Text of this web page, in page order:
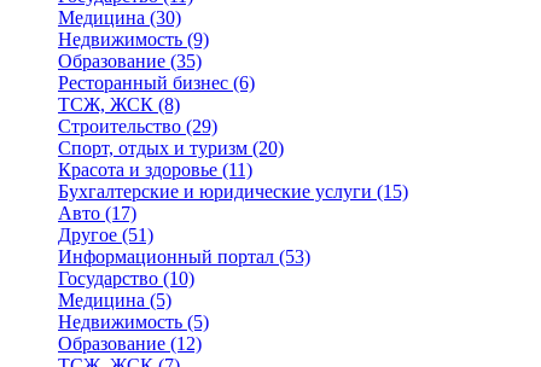
Медицина (30)
Недвижимость (9)
Образование (35)
Ресторанный бизнес (6)
ТСЖ, ЖСК (8)
Строительство (29)
Спорт, отдых и туризм (20)
Красота и здоровье (11)
Бухгалтерские и юридические услуги (15)
Авто (17)
Другое (51)
Информационный портал (53)
Государство (10)
Медицина (5)
Недвижимость (5)
Образование (12)